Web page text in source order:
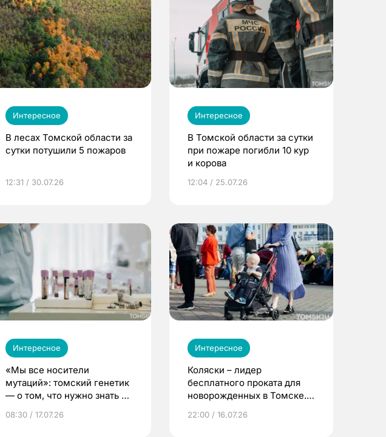
Интересное
В лесах Томской области за
сутки потушили 5 пожаров
12:31 / 30.07.26
Интересное
В Томской области за сутки
при пожаре погибли 10 кур
и корова
12:04 / 25.07.26
Интересное
«Мы все носители
мутаций»: томский генетик
— о том, что нужно знать до
08:30 / 17.07.26
Интересное
Коляски – лидер
бесплатного проката для
новорожденных в Томске.
22:00 / 16.07.26